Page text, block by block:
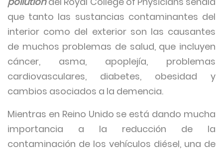
que tanto las sustancias contaminantes del
interior como del exterior son las causantes
de muchos problemas de salud, que incluyen
cáncer, asma, apoplejía, problemas
cardiovasculares, diabetes, obesidad y
cambios asociados a la demencia.
Mientras en Reino Unido se está dando mucha
importancia a la reducción de la
contaminación de los vehículos diésel, una de